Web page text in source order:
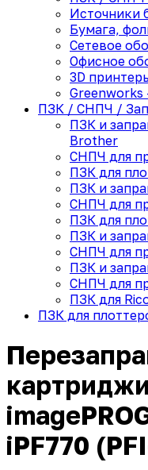
Источники
Бумага,
Сетевое
Офисное
3D
Greenworks
ПЗК / СНПЧ /
ПЗК и
Brother
СНПЧ для
ПЗК для
ПЗК и
СНПЧ для
ПЗК для
ПЗК и
СНПЧ для
ПЗК и
СНПЧ для
ПЗК для
ПЗК для
iPF770